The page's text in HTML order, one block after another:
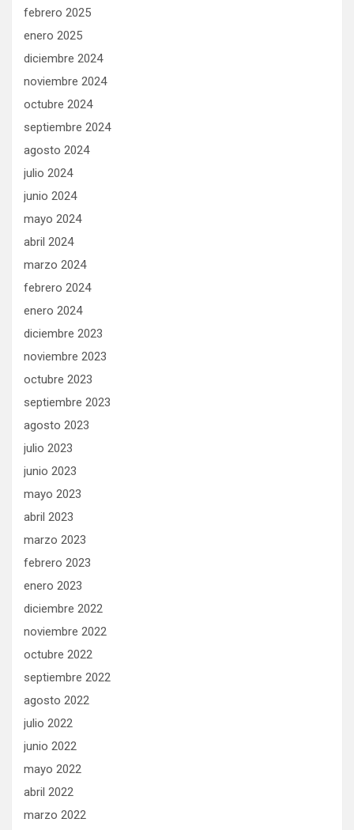
febrero 2025
enero 2025
diciembre 2024
noviembre 2024
octubre 2024
septiembre 2024
agosto 2024
julio 2024
junio 2024
mayo 2024
abril 2024
marzo 2024
febrero 2024
enero 2024
diciembre 2023
noviembre 2023
octubre 2023
septiembre 2023
agosto 2023
julio 2023
junio 2023
mayo 2023
abril 2023
marzo 2023
febrero 2023
enero 2023
diciembre 2022
noviembre 2022
octubre 2022
septiembre 2022
agosto 2022
julio 2022
junio 2022
mayo 2022
abril 2022
marzo 2022